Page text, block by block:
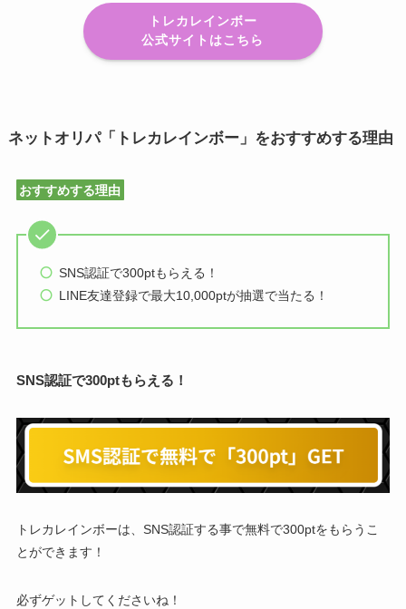
トレカレインボー
公式サイトはこちら
ネットオリパ「トレカレインボー」をおすすめする理由
おすすめする理由
SNS認証で300ptもらえる！
LINE友達登録で最大10,000ptが抽選で当たる！
SNS認証で300ptもらえる！
トレカレインボーは、SNS認証する事で無料で300ptをもらうこ
とができます！
必ずゲットしてくださいね！